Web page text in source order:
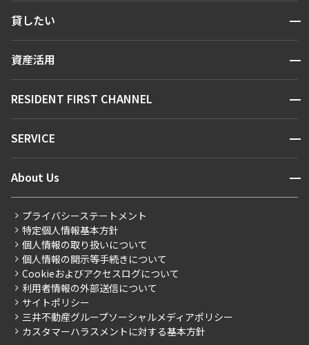
人気エリアから探す
新着情報から探す
新着募集情報
こだわりから探す
こだわり一覧
プレミアムマンション
新築
当社限定（港区・渋谷区）
当社限定（港区・渋谷区以外）
三井不動産企画
貸したい 開閉
お問い合わせ
資産活用 開閉
お問い合わせ
RESIDENT FIRST CHANNEL 開閉
マンションレポート
住まいのコラム
SERVICE 開閉
会員ページ
ご入居・提携サービス
お部屋探しからご契約まで
よくあるご質問
社宅紹介
【仲介会社様向け】当社仲介事業部取り扱い物件入居申込
About Us 開閉
会社情報
事業案内
採用情報
ニュースリリース
お問い合わせ
プライバシーステートメント
特定個人情報基本方針
個人情報の取り扱いについて
個人情報の開示等手続きについて
Cookieおよびアクセスログについて
利用者情報の外部送信について
サイトポリシー
三井不動産グループソーシャルメディアポリシー
カスタマーハラスメントに対する基本方針